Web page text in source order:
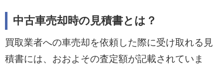
中古車売却時の見積書とは？
買取業者への車売却を依頼した際に受け取れる見
積書には、おおよその査定額が記載されていま